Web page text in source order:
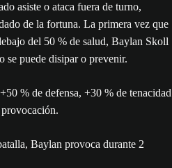
asiste o ataca fuera de turno,
de la fortuna. La primera vez que
del 50 % de salud, Baylan Skoll
se puede disipar o prevenir.
% de defensa, +30 % de tenacidad
Baylan provoca durante 2